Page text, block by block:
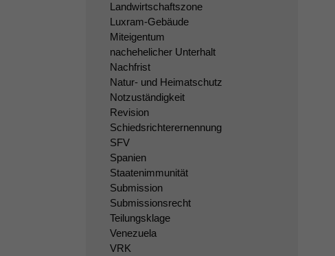
Landwirtschaftszone
Luxram-Gebäude
Miteigentum
nachehelicher Unterhalt
Nachfrist
Natur- und Heimatschutz
Notzuständigkeit
Revision
Schiedsrichterernennung
SFV
Spanien
Staatenimmunität
Submission
Submissionsrecht
Teilungsklage
Venezuela
VRK